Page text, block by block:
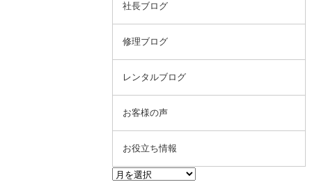
社長ブログ
修理ブログ
レンタルブログ
お客様の声
お役立ち情報